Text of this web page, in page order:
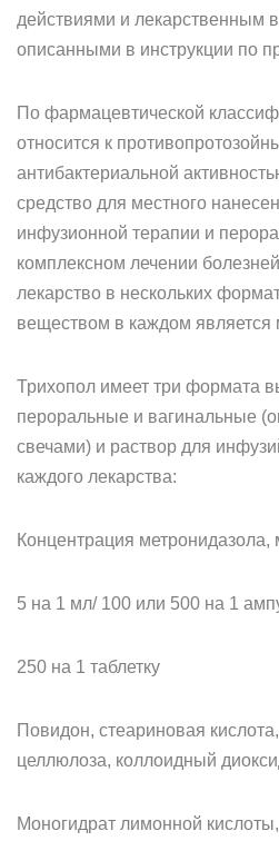
действиями и лекарственным
описанными в инструкции по
По фармацевтической
относится к
антибактериальной
средство для местного
инфузионной терапии и
комплексном лечении
лекарство в нескольких
веществом в каждом является
Трихопол имеет три формата
пероральные и вагинальные
свечами) и раствор для
каждого лекарства:
Концентрация метронидазола,
5 на 1 мл/ 100 или 500 на 1
250 на 1 таблетку
Повидон, стеариновая
целлюлоза, коллоидный
Моногидрат лимонной